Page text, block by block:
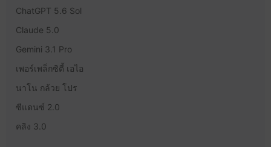
ChatGPT 5.6 Sol
Claude 5.0
Gemini 3.1 Pro
เพอร์เพล็กซิตี้ เอไอ
นาโน กล้วย โปร
ซีแดนซ์ 2.0
คลิง 3.0